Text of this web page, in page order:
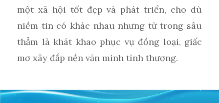
một xã hội tốt đẹp và phát triển, cho dù
niềm tin có khác nhau nhưng từ trong sâu
thẳm là khát khao phục vụ đồng loại, giấc
mơ xây đắp nền văn minh tình thương.